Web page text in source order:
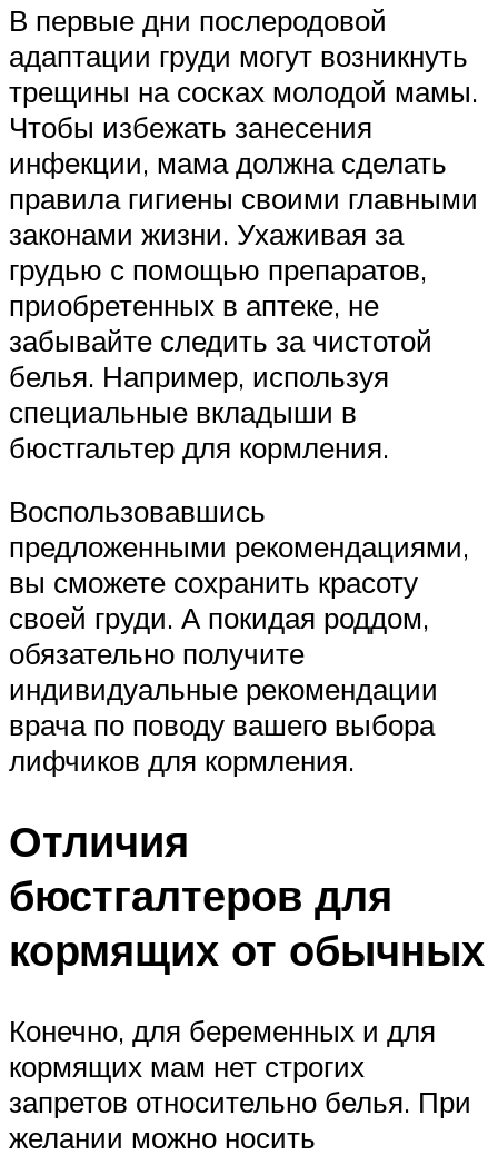
В первые дни послеродовой
адаптации груди могут возникнуть
трещины на сосках молодой мамы.
Чтобы избежать занесения
инфекции, мама должна сделать
правила гигиены своими главными
законами жизни. Ухаживая за
грудью с помощью препаратов,
приобретенных в аптеке, не
забывайте следить за чистотой
белья. Например, используя
специальные вкладыши в
бюстгальтер для кормления.
Воспользовавшись
предложенными рекомендациями,
вы сможете сохранить красоту
своей груди. А покидая роддом,
обязательно получите
индивидуальные рекомендации
врача по поводу вашего выбора
лифчиков для кормления.
Отличия
бюстгалтеров для
кормящих от обычных
Конечно, для беременных и для
кормящих мам нет строгих
запретов относительно белья. При
желании можно носить